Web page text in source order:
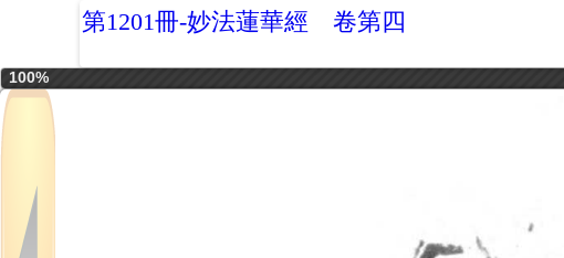
第1201冊-妙法蓮華經 卷第四
100%